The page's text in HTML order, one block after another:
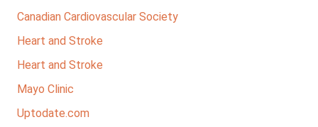
Canadian Cardiovascular Society
Heart and Stroke
Heart and Stroke
Mayo Clinic
Uptodate.com